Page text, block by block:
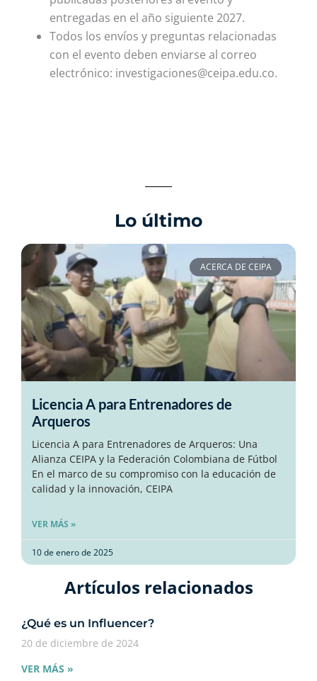
entregadas en el año siguiente 2027.
Todos los envíos y preguntas relacionadas
con el evento deben enviarse al correo
electrónico: investigaciones@ceipa.edu.co.
Lo último
ACERCA DE CEIPA
Licencia A para Entrenadores de
Arqueros
Licencia A para Entrenadores de Arqueros: Una
Alianza CEIPA y la Federación Colombiana de Fútbol
En el marco de su compromiso con la educación de
calidad y la innovación, CEIPA
VER MÁS »
10 de enero de 2025
Artículos relacionados​
¿Qué es un Influencer?
20 de diciembre de 2024
VER MÁS »